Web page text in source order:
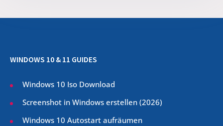
WINDOWS 10 & 11 GUIDES
Windows 10 Iso Download
Screenshot in Windows erstellen (2026)
Windows 10 Autostart aufräumen